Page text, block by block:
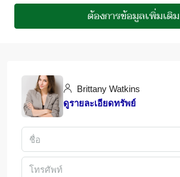
ต้องการข้อมูลเพิ่มเติม
Brittany Watkins
ดูรายละเอียดทรัพย์